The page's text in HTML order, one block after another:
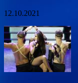
12.10.2021